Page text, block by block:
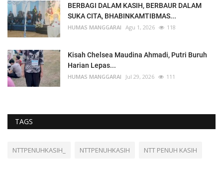
BERBAGI DALAM KASIH, BERBAUR DALAM
SUKA CITA, BHABINKAMTIBMAS...
HUMAS MANGGARAI Agu 1, 2026 118
Kisah Chelsea Maudina Ahmadi, Putri Buruh
Harian Lepas...
HUMAS MANGGARAI Jul 29, 2026 111
TAGS
NTTPENUHKASIH_ NTTPENUHKASIH NTT PENUH KASIH